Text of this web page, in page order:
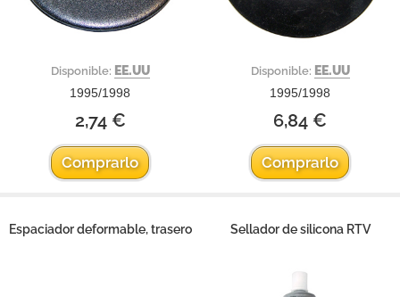
Disponible: EE.UU
1995/1998
2,74 €
Comprarlo
Disponible: EE.UU
1995/1998
6,84 €
Comprarlo
Espaciador deformable, trasero Sellador de silicona RTV